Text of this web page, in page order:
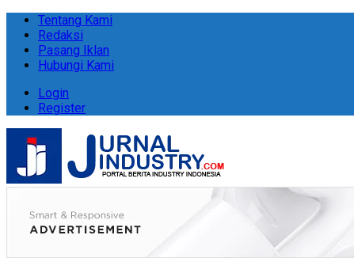
Tentang Kami
Redaksi
Pasang Iklan
Hubungi Kami
Login
Register